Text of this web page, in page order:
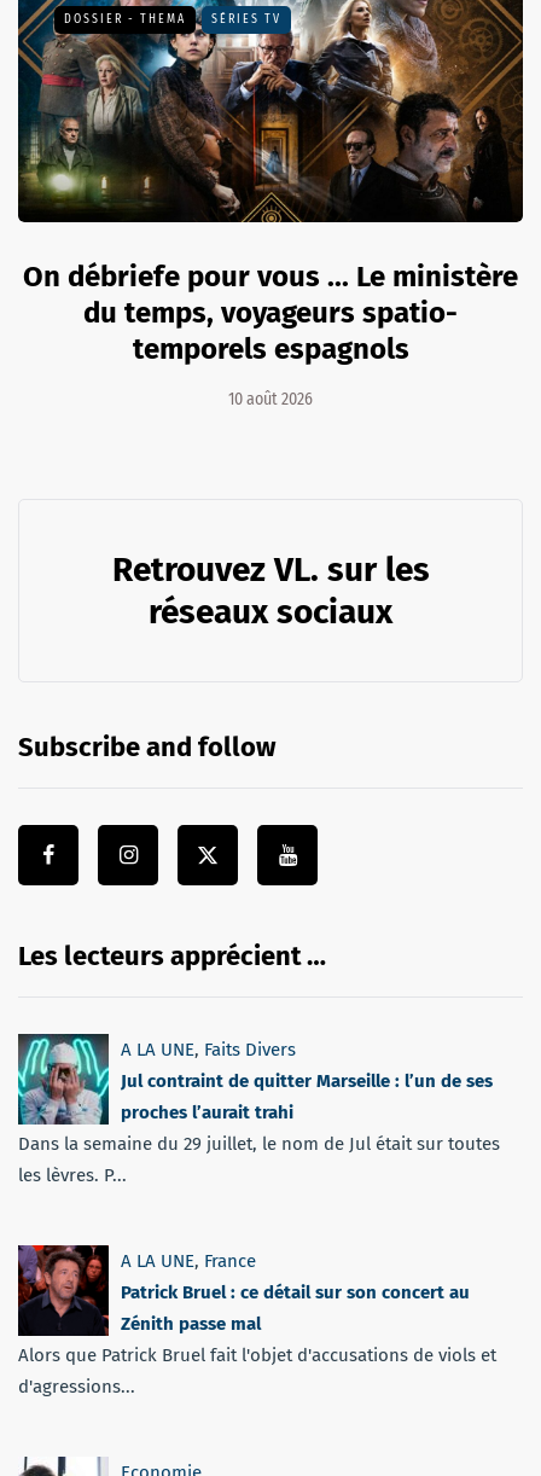
DOSSIER - THEMA SÉRIES TV
On débriefe pour vous ... Le ministère
du temps, voyageurs spatio-
temporels espagnols
10 août 2026
Retrouvez VL. sur les
réseaux sociaux
Subscribe and follow
Les lecteurs apprécient …
A LA UNE, Faits Divers
Jul contraint de quitter Marseille : l’un de ses
proches l’aurait trahi
Dans la semaine du 29 juillet, le nom de Jul était sur toutes
les lèvres. P...
A LA UNE, France
Patrick Bruel : ce détail sur son concert au
Zénith passe mal
Alors que Patrick Bruel fait l'objet d'accusations de viols et
d'agressions...